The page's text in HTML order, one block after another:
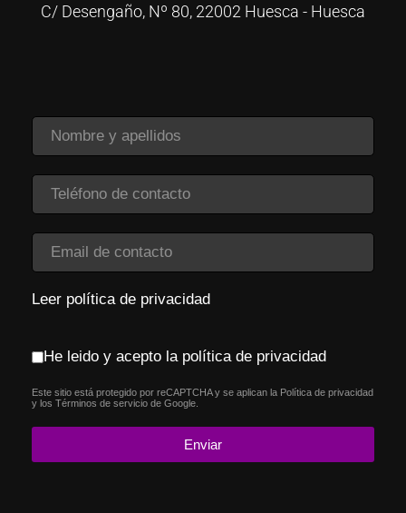
C/ Desengaño, Nº 80, 22002 Huesca - Huesca
Leer política de privacidad
Aceptación política de privacidad
He leido y acepto la política de privacidad
reCAPTCHA*
Este sitio está protegido por reCAPTCHA y se aplican la Política de privacidad
y los Términos de servicio de Google.
Enviar